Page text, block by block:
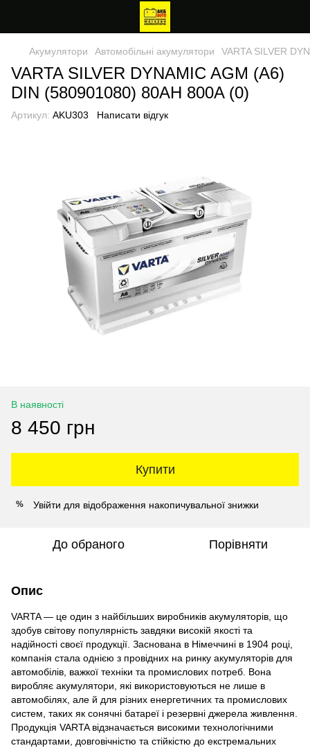
Акумулятори Автомобільні акумулятори VARTA SILVER
VARTA SILVER DYNAMIC AGM (A6)
DIN (580901080) 80AH 800A (0)
Артикул: AKU303 Написати відгук
В наявності
8 450 грн
Купити
% Увійти для відображення накопичувальної знижки
До обраного Порівняти
Опис
VARTA — це один з найбільших виробників акумуляторів, що
здобув світову популярність завдяки високій якості та
надійності своєї продукції. Заснована в Німеччині в 1904 році,
компанія стала однією з провідних на ринку акумуляторів для
автомобілів, важкої техніки та промислових потреб. Вона
виробляє акумулятори, які використовуються не лише в
автомобілях, але й для різних енергетичних та промислових
систем, таких як сонячні батареї і резервні джерела живлення.
Продукція VARTA відзначається високими технологічними
стандартами, довговічністю та стійкістю до екстремальних